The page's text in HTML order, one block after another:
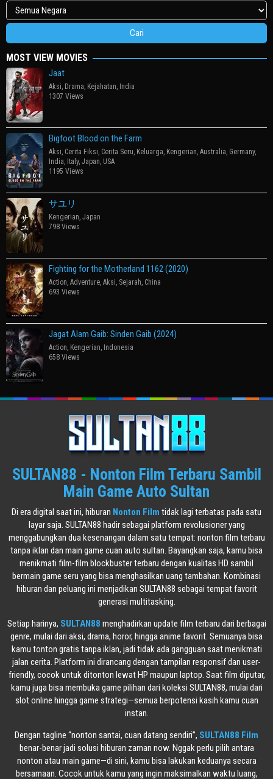
MOST VIEW MOVIES
Jaat
Aksi, Drama, Kejahatan, India
1307 Views
Bigfoot Blood on the Farm
Aksi, Cerita Fiksi, Cerita Seru, Keluarga, Kengerian, Australia, Germany,
India, Italy, Japan, USA
1195 Views
サユリ
Kengerian, Japan
798 Views
Fighting for the Motherland 1162 (2020)
Action, Adventure, Aksi, Sejarah, China
693 Views
Jagat Alam Gaib: Sinden Gaib (2024)
Action, Kengerian, Indonesia
658 Views
SULTAN88 - Nonton Film Terbaru Sambil
Main Game Auto Sultan
Di era digital saat ini, hiburan Nonton Film tidak lagi terbatas pada satu
layar saja. SULTAN88 hadir sebagai platform revolusioner yang
menggabungkan dua kesenangan dalam satu tempat: nonton film terbaru
tanpa iklan dan main game cuan auto sultan. Bayangkan saja, kamu bisa
menikmati film-film blockbuster terbaru dengan kualitas HD sambil
bermain game seru yang bisa menghasilkan uang tambahan. Kombinasi
hiburan dan peluang ini menjadikan SULTAN88 sebagai tempat favorit
generasi multitasking.
Setiap harinya, SULTAN88 menghadirkan update film terbaru dari berbagai
genre, mulai dari aksi, drama, horor, hingga anime favorit. Semuanya bisa
kamu tonton gratis tanpa iklan, jadi tidak ada gangguan saat menikmati
jalan cerita. Platform ini dirancang dengan tampilan responsif dan user-
friendly, cocok untuk ditonton lewat HP maupun laptop. Saat film diputar,
kamu juga bisa membuka game pilihan dari koleksi SULTAN88, mulai dari
slot online hingga game strategi—semua berpotensi kasih kamu cuan
instan.
Dengan tagline “nonton santai, cuan datang sendiri”, SULTAN88 Film
benar-benar jadi solusi hiburan zaman now. Nggak perlu pilih antara
nonton atau main game—di sini, kamu bisa lakukan keduanya secara
bersamaan. Cocok untuk kamu yang ingin maksimalkan waktu luang,